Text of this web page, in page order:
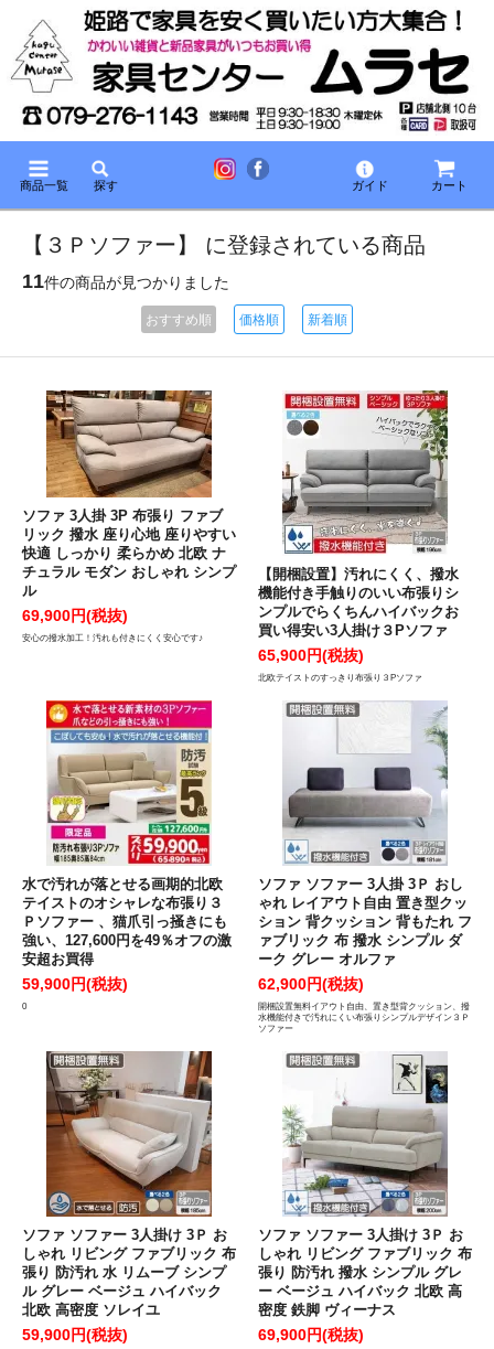
商品一覧 探す ガイド カート
【３Ｐソファー】 に登録されている商品
11件の商品が見つかりました
おすすめ順 価格順 新着順
ソファ 3人掛 3P 布張り ファブ
リック 撥水 座り心地 座りやすい
快適 しっかり 柔らかめ 北欧 ナ
チュラル モダン おしゃれ シンプ
ル
69,900円(税抜)
安心の撥水加工！汚れも付きにくく安心です♪
【開梱設置】汚れにくく、撥水
機能付き手触りのいい布張りシ
ンプルでらくちんハイバックお
買い得安い3人掛け３Pソファ
65,900円(税抜)
北欧テイストのすっきり布張り３Pソファ
水で汚れが落とせる画期的北欧
テイストのオシャレな布張り３
Ｐソファー 、猫爪引っ掻きにも
強い、127,600円を49％オフの激
安超お買得
59,900円(税抜)
0
ソファ ソファー 3人掛 3Ｐ おし
ゃれ レイアウト自由 置き型クッ
ション 背クッション 背もたれ フ
ァブリック 布 撥水 シンプル ダ
ーク グレー オルファ
62,900円(税抜)
開梱設置無料イアウト自由、置き型背クッション、撥
水機能付きで汚れにくい布張りシンプルデザイン３Ｐ
ソファー
ソファ ソファー 3人掛け 3Ｐ お
しゃれ リビング ファブリック 布
張り 防汚れ 水 リムーブ シンプ
ル グレー ベージュ ハイバック
北欧 高密度 ソレイユ
59,900円(税抜)
ソファ ソファー 3人掛け 3Ｐ お
しゃれ リビング ファブリック 布
張り 防汚れ 撥水 シンプル グレ
ー ベージュ ハイバック 北欧 高
密度 鉄脚 ヴィーナス
69,900円(税抜)